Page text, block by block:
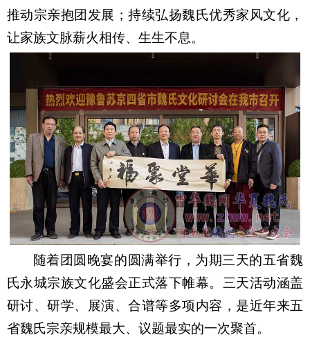
推动宗亲抱团发展；持续弘扬魏氏优秀家风文化，
让家族文脉薪火相传、生生不息。
随着团圆晚宴的圆满举行，为期三天的五省魏
氏永城宗族文化盛会正式落下帷幕。三天活动涵盖
研讨、研学、展演、合谱等多项内容，是近年来五
省魏氏宗亲规模最大、议题最实的一次聚首。